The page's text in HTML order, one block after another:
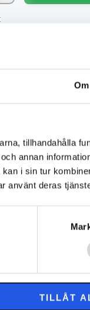
Om
tillhandahålla
annan
i sin tur
använt deras
TILLÅT
i 60 dagar